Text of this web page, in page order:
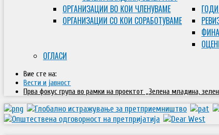
ОРГAНИЗАЦИИ ВО КОИ ЧЛЕНУВАМЕ
ОРГАНИЗАЦИИ СО КОИ СОРАБОТУВАМЕ
ОГЛАСИ
Вие сте на:
Вести и јавност
Прва фокус група во рамки на проектот „Зелена младина,